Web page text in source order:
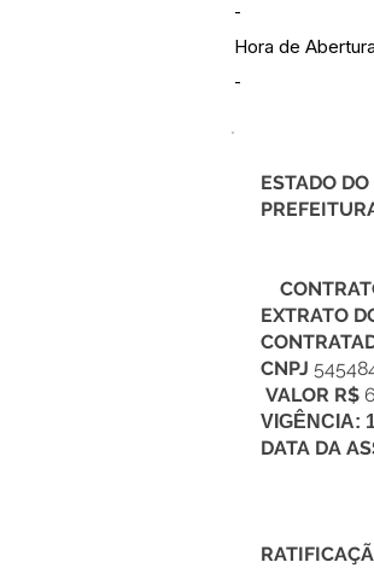
-
Hora de Abertura
-
ESTADO DO
EXTRATO
CNPJ
VALOR R$
VIGÊNCIA:
DATA DA